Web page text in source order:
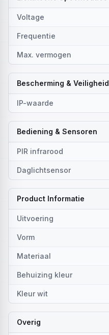
Voltage
Frequentie
Max. vermogen
Bescherming & Veiligheid
IP-waarde
Bediening & Sensoren
PIR infrarood
Daglichtsensor
Product Informatie
Uitvoering
Vorm
Materiaal
Behuizing kleur
Kleur wit
Overig